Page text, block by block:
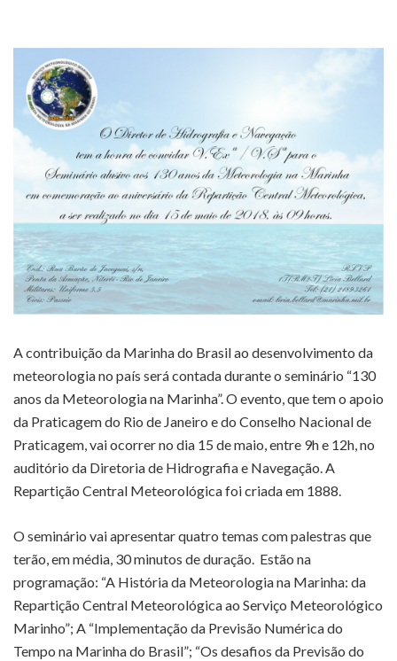
A contribuição da Marinha do Brasil ao desenvolvimento da
meteorologia no país será contada durante o seminário “130
anos da Meteorologia na Marinha”. O evento, que tem o apoio
da Praticagem do Rio de Janeiro e do Conselho Nacional de
Praticagem, vai ocorrer no dia 15 de maio, entre 9h e 12h, no
auditório da Diretoria de Hidrografia e Navegação. A
Repartição Central Meteorológica foi criada em 1888.
O seminário vai apresentar quatro temas com palestras que
terão, em média, 30 minutos de duração. Estão na
programação: “A História da Meteorologia na Marinha: da
Repartição Central Meteorológica ao Serviço Meteorológico
Marinho”; A “Implementação da Previsão Numérica do
Tempo na Marinha do Brasil”; “Os desafios da Previsão do